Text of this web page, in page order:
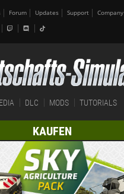
Forum Updates Support Company
DLC MODS TUTORIALS
KAUFEN